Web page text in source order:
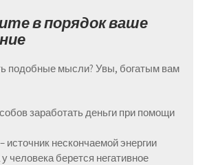
в порядок ваше
подобные мысли? Увы, богатым вам
заработать деньги при помощи
источник нескончаемой энергии
человека берется негативное